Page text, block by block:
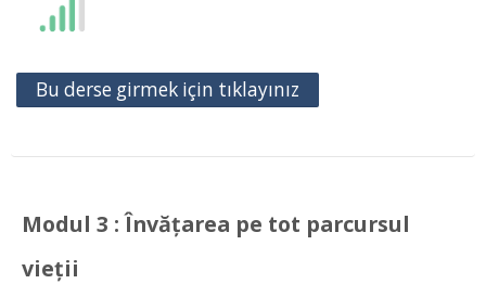
Bu derse girmek için tıklayınız
Modul 3 : Învățarea pe tot parcursul
vieții